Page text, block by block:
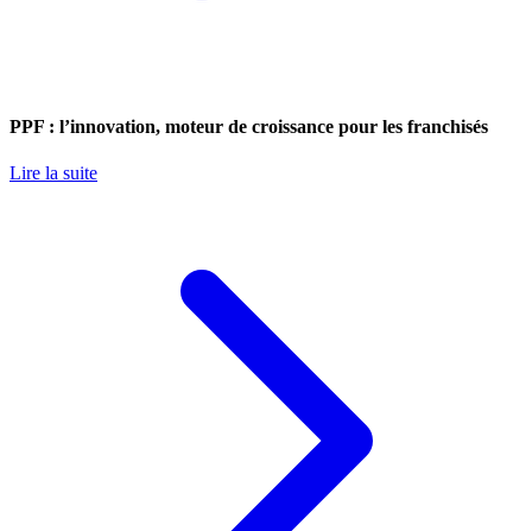
PPF : l’innovation, moteur de croissance pour les franchisés
Lire la suite